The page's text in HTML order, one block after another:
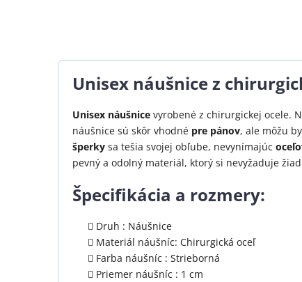
Unisex náušnice z
Unisex náušnice vyrobené z chirurgickej ocele.
náušnice sú skôr vhodné pre pánov, ale môžu
šperky sa tešia svojej obľube, nevynímajúc
pevný a odolný materiál, ktorý si nevyžaduje
Špecifikácia a rozmery:
Druh : Náušnice
Materiál náušníc: Chirurgická oceľ
Farba náušníc : Strieborná
Priemer náušníc : 1 cm